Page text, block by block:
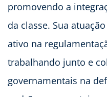
promovendo a
da classe. Sua
ativo na
trabalhando junto e
governamentais na